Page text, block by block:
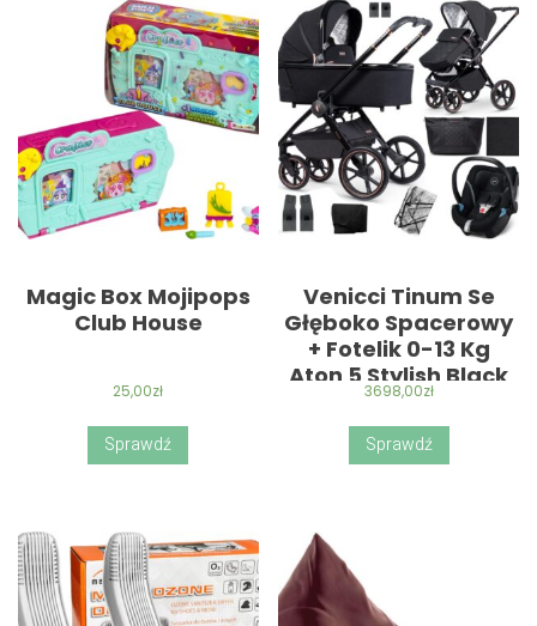
Magic Box Mojipops
Club House
25,00zł
Sprawdź
Venicci Tinum Se
Głęboko Spacerowy
+ Fotelik 0-13 Kg
Aton 5 Stylish Black
3698,00zł
Sprawdź